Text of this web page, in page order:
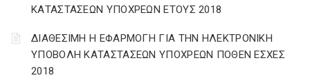
ΚΑΤΑΣΤΑΣΕΩΝ ΥΠΟΧΡΕΩΝ ΕΤΟΥΣ 2018
ΔΙΑΘΕΣΙΜΗ Η ΕΦΑΡΜΟΓΗ ΓΙΑ ΤΗΝ ΗΛΕΚΤΡΟΝΙΚΗ
ΥΠΟΒΟΛΗ ΚΑΤΑΣΤΑΣΕΩΝ ΥΠΟΧΡΕΩΝ ΠΟΘΕΝ ΕΣΧΕΣ
2018